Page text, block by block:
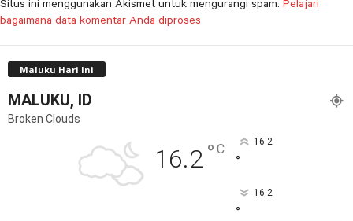
Situs ini menggunakan Akismet untuk mengurangi spam. Pelajari
bagaimana data komentar Anda diproses
Maluku Hari Ini
MALUKU, ID
Broken Clouds
16.2 ° C 16.2
°
16.2
°